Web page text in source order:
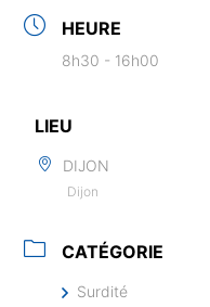
HEURE
8h30 - 16h00
LIEU
DIJON
Dijon
CATÉGORIE
Surdité